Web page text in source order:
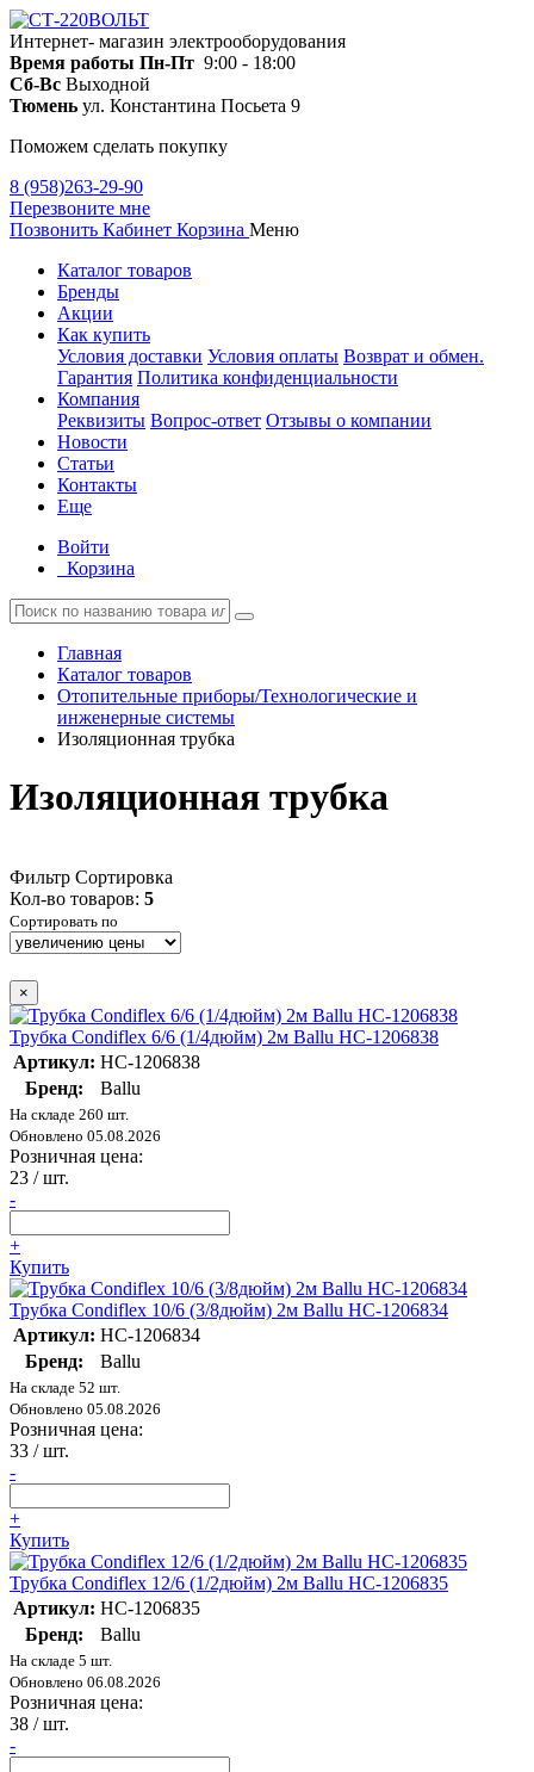
Интернет- магазин электрооборудования
Время работы Пн-Пт 9:00 - 18:00
Сб-Вс Выходной
Тюмень ул. Константина Посьета 9
Поможем сделать покупку
8 (958)263-29-90
Перезвоните мне
Позвонить Кабинет Корзина Меню
Каталог товаров
Бренды
Акции
Как купить
Условия доставки Условия оплаты Возврат и обмен.
Гарантия Политика конфиденциальности
Компания
Реквизиты Вопрос-ответ Отзывы о компании
Новости
Статьи
Контакты
Еще
Войти
Корзина
Главная
Каталог товаров
Отопительные приборы/Технологические и
инженерные системы
Изоляционная трубка
Изоляционная трубка
Фильтр Сортировка
Кол-во товаров: 5
Сортировать по
×
Трубка Condiflex 6/6 (1/4дюйм) 2м Ballu НС-1206838
Артикул: НС-1206838
Бренд:
Ballu
На складе 260 шт.
Обновлено 05.08.2026
Розничная цена:
23 / шт.
-
+
Купить
Трубка Condiflex 10/6 (3/8дюйм) 2м Ballu НС-1206834
Артикул: НС-1206834
Бренд:
Ballu
На складе 52 шт.
Обновлено 05.08.2026
Розничная цена:
33 / шт.
-
+
Купить
Трубка Condiflex 12/6 (1/2дюйм) 2м Ballu НС-1206835
Артикул: НС-1206835
Бренд:
Ballu
На складе 5 шт.
Обновлено 06.08.2026
Розничная цена:
38 / шт.
-